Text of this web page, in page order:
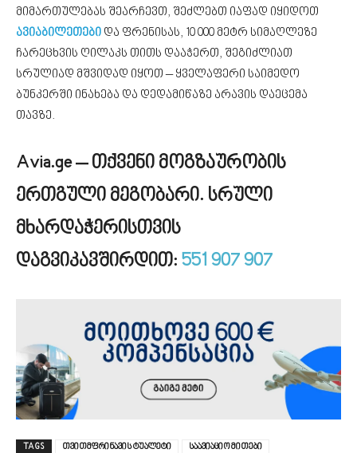
მიმართულებას შეარჩევთ, შეძლებთ იაფად იყიდოთ
ავიაბილეთები და ფრენისას, 10 000 მეტრ სიმაღლეზე
ჩარეცხვის ღილაკს თითს დააჭერთ, შეგიძლიათ
სრულიად მშვიდად იყოთ – ყველაფერი საიმედო
ბუნკერში ინახება და დედამიწაზე არავის დაეცემა
თავზე.
Avia.ge – თქვენი მოგზაურობის
ერთგული მეგობარი. სრული
მხარდაჭერისთვის
დაგვიკავშირდით: 551 907 907
TAGS თვითმფრინავის ტუალეტი
საავიაციო მითები